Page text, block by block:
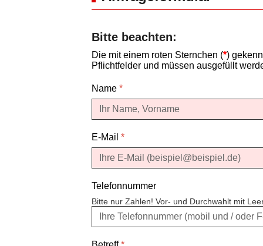
Bitte beachten:
Die mit einem roten Sternchen (*)
Pflichtfelder und müssen ausgefüllt
Name *
E-Mail *
Telefonnummer
Bitte nur Zahlen! Vor- und Durchwahlt mit